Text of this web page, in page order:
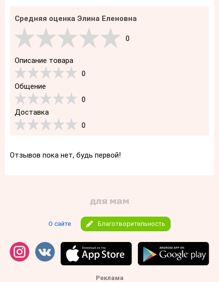
Средняя оценка Элина Еленовна
0
Описание товара
0
Общение
0
Доставка
0
Отзывов пока нет, будь первой!
О сайте Благотворительность
Реклама